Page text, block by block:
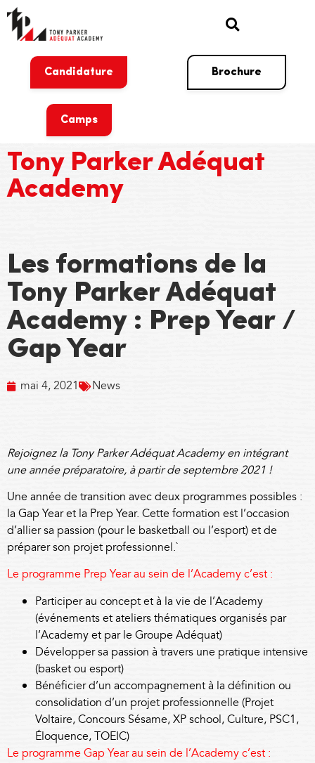
Candidature Brochure
Camps
Tony Parker Adéquat
Academy
Les formations de la
Tony Parker Adéquat
Academy : Prep Year /
Gap Year
mai 4, 2021 News
Rejoignez la Tony Parker Adéquat Academy en intégrant
une année préparatoire, à partir de septembre 2021 !
Une année de transition avec deux programmes possibles :
la Gap Year et la Prep Year. Cette formation est l’occasion
d’allier sa passion (pour le basketball ou l’esport) et de
préparer son projet professionnel.`
Le programme Prep Year au sein de l’Academy c’est :
Participer au concept et à la vie de l’Academy
(événements et ateliers thématiques organisés par
l’Academy et par le Groupe Adéquat)
Développer sa passion à travers une pratique intensive
(basket ou esport)
Bénéficier d’un accompagnement à la définition ou
consolidation d’un projet professionnelle (Projet
Voltaire, Concours Sésame, XP school, Culture, PSC1,
Éloquence, TOEIC)
Le programme Gap Year au sein de l’Academy c’est :